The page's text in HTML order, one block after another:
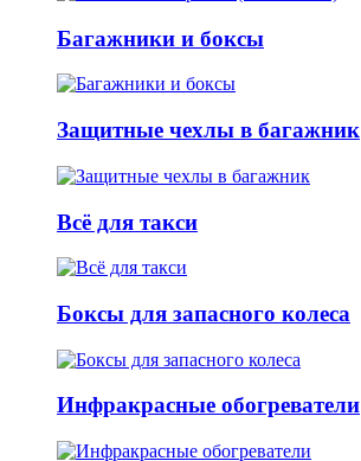
Багажники и боксы
Защитные чехлы в багажник
Всё для такси
Боксы для запасного колеса
Инфракрасные обогреватели